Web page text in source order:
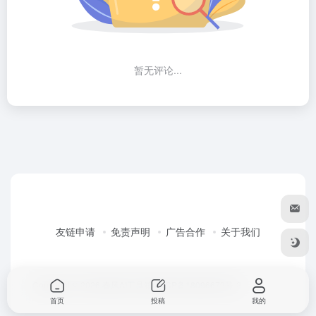
暂无评论...
友链申请 免责声明 广告合作 关于我们
Copyright © 2026 春风AI工具箱粤ICP备18096679号-2
首页 投稿 我的